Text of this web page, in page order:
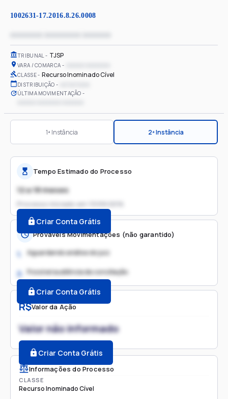
1002631-17.2016.8.26.0008
TRIBUNAL TJSP
VARA / COMARCA
CLASSE Recurso Inominado Cível
DISTRIBUIÇÃO
ÚLTIMA MOVIMENTAÇÃO
1ª Instância 2ª Instância
R$Valor da Ação
Valor não informado
Criar Conta Grátis
Informações do Processo
CLASSE
Recurso Inominado Cível
Tempo Estimado do Processo
12 a 18 meses
Processo iniciado em
Criar Conta Grátis
Prováveis Movimentações (não garantido)
1. Aguardando análise do juiz
2. Possível audiência de conciliação
Criar Conta Grátis